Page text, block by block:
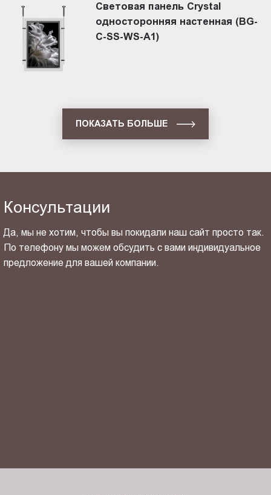
Световая панель Crystal
односторонняя настенная (BG-
C-SS-WS-A1)
ПОКАЗАТЬ БОЛЬШЕ
Консультации
Да, мы не хотим, чтобы вы покидали наш сайт просто так.
По телефону мы можем обсудить с вами индивидуальное
предложение для вашей компании.
ОТПРАВИТЬ СВОЙ КОНТАКТ